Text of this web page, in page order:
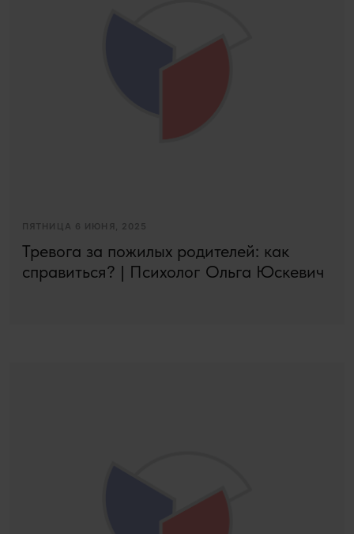
ПЯТНИЦА 6 ИЮНЯ, 2025
Тревога за пожилых родителей: как
справиться? | Психолог Ольга Юскевич